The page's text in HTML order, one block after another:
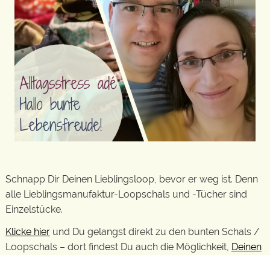
Schnapp Dir Deinen Lieblingsloop, bevor er weg ist. Denn
alle Lieblingsmanufaktur-Loopschals und -Tücher sind
Einzelstücke.
Klicke hier und Du gelangst direkt zu den bunten Schals /
Loopschals – dort findest Du auch die Möglichkeit, Deinen